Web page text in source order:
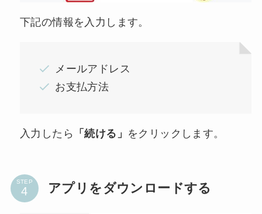
下記の情報を入力します。
メールアドレス
お支払方法
入力したら 「続ける」 をクリックします。
STEP アプリをダウンロードする